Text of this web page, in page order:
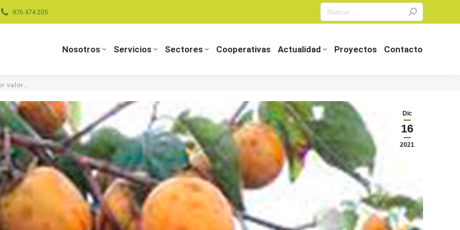
976 474 205
Search:
Nosotros Servicios Sectores Cooperativas Actualidad Proyectos Contacto
valor…
Dic
16
2021
Actualidad Proyectos Contacto